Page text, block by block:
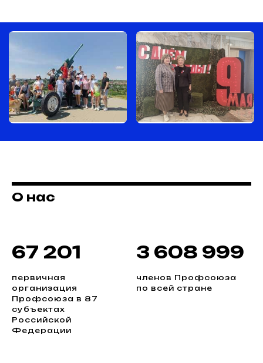
О нас
67 201
первичная
организация
Профсоюза в 87
субъектах
Российской
Федерации
3 608 999
членов Профсоюза
по всей стране